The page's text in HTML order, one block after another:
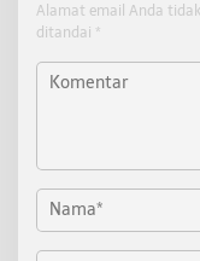
Alamat email Anda
ditandai *